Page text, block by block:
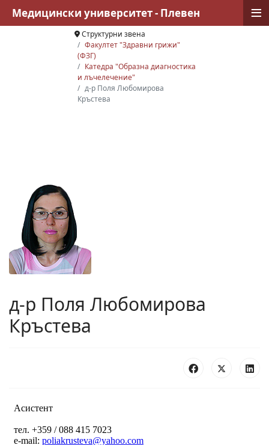
Структурни звена
Факултет "Здравни грижи"
(ФЗГ)
Катедра "Образна диагностика
и лъчелечение"
д-р Поля Любомирова
Кръстева
д-р Поля Любомирова
Кръстева
Медицински университет - Плевен ≡